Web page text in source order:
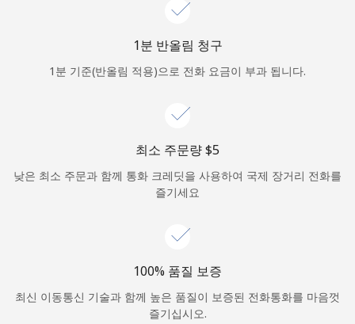
로그인
는
다음 계정으로 로그인하기
1분 반올림 청구
1분 기준(반올림 적용)으로 전화 요금이 부과 됩니다.
최소 주문량 ⁦$5⁩
낮은 최소 주문과 함께 통화 크레딧을 사용하여 국제 장거리 전화를
즐기세요
100% 품질 보증
최신 이동통신 기술과 함께 높은 품질이 보증된 전화통화를 마음껏
즐기십시오.